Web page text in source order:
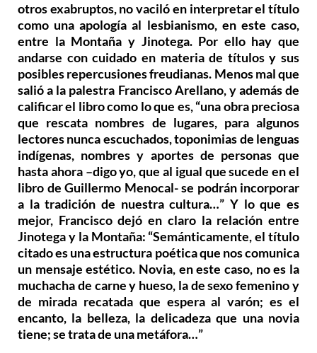
otros exabruptos, no vaciló en interpretar el título
como una apología al lesbianismo, en este caso,
entre la Montaña y Jinotega. Por ello hay que
andarse con cuidado en materia de títulos y sus
posibles repercusiones freudianas. Menos mal que
salió a la palestra Francisco Arellano, y además de
calificar el libro como lo que es, “una obra preciosa
que rescata nombres de lugares, para algunos
lectores nunca escuchados, toponimias de lenguas
indígenas, nombres y aportes de personas que
hasta ahora –digo yo, que al igual que sucede en el
libro de Guillermo Menocal- se podrán incorporar
a la tradición de nuestra cultura…” Y lo que es
mejor, Francisco dejó en claro la relación entre
Jinotega y la Montaña: “Semánticamente, el título
citado es una estructura poética que nos comunica
un mensaje estético. Novia, en este caso, no es la
muchacha de carne y hueso, la de sexo femenino y
de mirada recatada que espera al varón; es el
encanto, la belleza, la delicadeza que una novia
tiene; se trata de una metáfora…”